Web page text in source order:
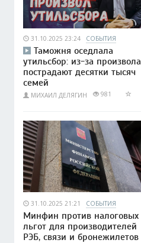
31.10.2025 23:24 СОБЫТИЯ
Таможня оседлала
утильсбор: из-за произвола
пострадают десятки тысяч
семей
МИХАИЛ ДЕЛЯГИН 981
31.10.2025 21:21 СОБЫТИЯ
Минфин против налоговых
льгот для производителей
РЭБ, связи и бронежилетов